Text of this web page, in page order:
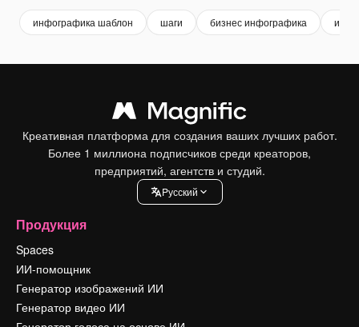
инфографика шаблон шаги бизнес инфографика
Креативная платформа для создания ваших лучших работ.
Более 1 миллиона подписчиков среди креаторов,
предприятий, агентств и студий.
Pусский
Продукция
Spaces
ИИ-помощник
Генератор изображений ИИ
Генератор видео ИИ